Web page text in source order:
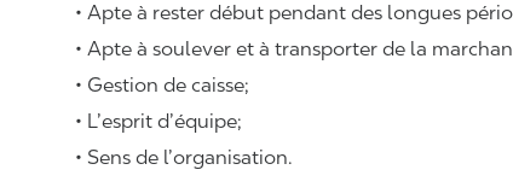
• Apte à rester début pendant des longues
• Apte à soulever et à transporter de la
• Gestion de caisse;
• L’esprit d’équipe;
• Sens de l’organisation.